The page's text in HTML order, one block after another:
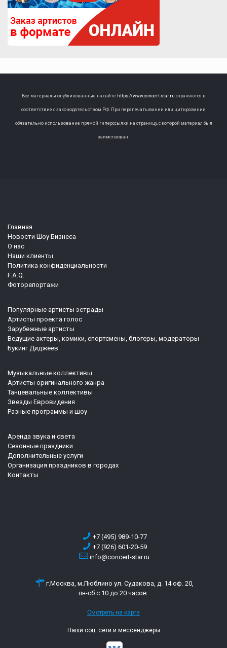
Все материалы опубликованные на сайте https://www.concert-star.ru охраняются в
соответствие с законодательством РФ. При перепечатывании или цитировании,
обязательно использование прямой гиперссылки на страницу, с которой материал был
заимствован.
Главная
Новости Шоу Бизнеса
О нас
Наши клиенты
Политика конфиденциальности
F.A.Q.
Фоторепортажи
Популярные артисты эстрады
Артисты проекта голос
Зарубежные артисты
Ведущие актеры, комики, спортсмены, блогеры, модераторы
Букинг Диджеев
Музыкальные коллективы
Артисты оригинального жанра
Танцевальные коллективы
Звезды Евровидения
Разные программы и шоу
Аренда звука и света
Сезонные праздники
Дополнительные услуги
Организация праздников в городах
Контакты
+7 (495) 989-10-77
+7 (926) 601-20-59
info@concert-star.ru
г.Москва, м.Люблино ул. Судакова, д. 14 оф. 20,
пн-сб с 10 до 20 часов.
Смотреть на карте
Наши соц. сети и мессенджеры